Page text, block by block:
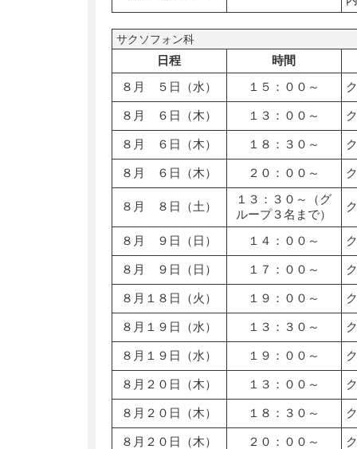
サクソフォン科
日程
時間
８月 ５日（水）
１５：００～
８月 ６日（木） １３：００～
８月 ６日（木） １８：３０～
８月 ６日（木） ２０：００～
８月 ８日（土）
１３：３０～（グ
ループ３名まで）
８月 ９日（日） １４：００～
８月 ９日（日） １７：００～
８月１８日（火） １９：００～
８月１９日（水） １３：３０～
８月１９日（水） １９：００～
８月２０日（木） １３：００～
８月２０日（木） １８：３０～
８月２０日（木） ２０：００～